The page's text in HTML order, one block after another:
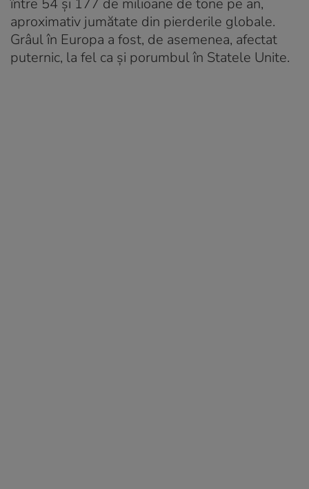
aproximativ jumătate din pierderile globale.
Grâul în Europa a fost, de asemenea, afectat
puternic, la fel ca și porumbul în Statele Unite.